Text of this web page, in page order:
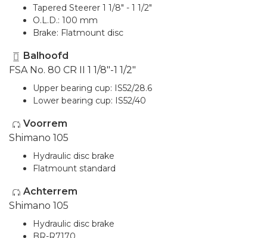
Tapered Steerer 1 1/8" - 1 1/2"
O.L.D.: 100 mm
Brake: Flatmount disc
Balhoofd
FSA No. 80 CR II 1 1/8"-1 1/2"
Upper bearing cup: IS52/28.6
Lower bearing cup: IS52/40
Voorrem
Shimano 105
Hydraulic disc brake
Flatmount standard
Achterrem
Shimano 105
Hydraulic disc brake